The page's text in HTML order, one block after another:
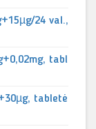
24 val.,
tabl
tabletė